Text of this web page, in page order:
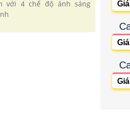
với 4 chế độ ánh sáng